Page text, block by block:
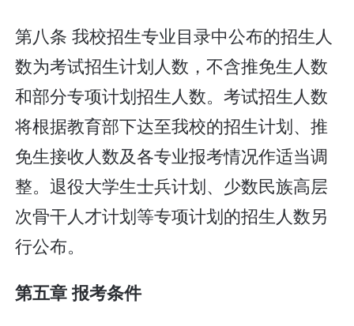
第八条 我校招生专业目录中公布的招生人
数为考试招生计划人数，不含推免生人数
和部分专项计划招生人数。考试招生人数
将根据教育部下达至我校的招生计划、推
免生接收人数及各专业报考情况作适当调
整。退役大学生士兵计划、少数民族高层
次骨干人才计划等专项计划的招生人数另
行公布。
第五章 报考条件